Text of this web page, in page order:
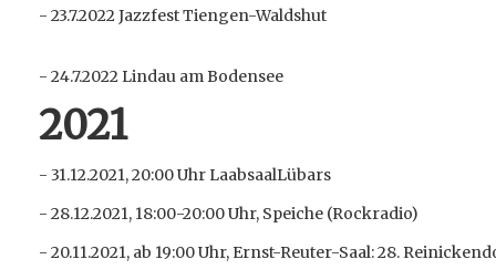
- 23.7.2022 Jazzfest Tiengen-Waldshut
- 24.7.2022 Lindau am Bodensee
2021
- 31.12.2021, 20:00 Uhr LaabsaalLübars
- 28.12.2021, 18:00-20:00 Uhr, Speiche (Rockradio)
- 20.11.2021, ab 19:00 Uhr, Ernst-Reuter-Saal: 28.